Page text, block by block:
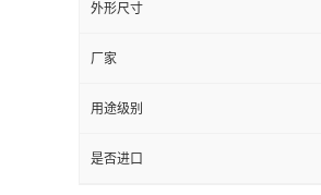
外形尺寸
厂家
用途级别
是否进口